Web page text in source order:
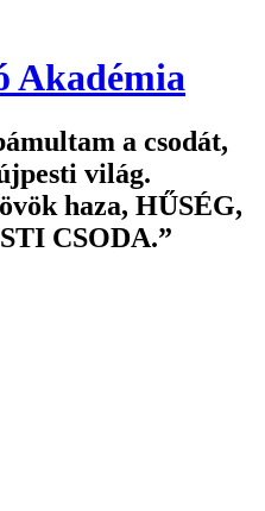
Akadémia
a csodát,
világ.
haza, HŰSÉG,
CSODA.